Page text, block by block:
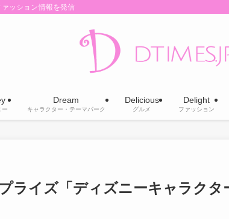
ッション情報を発信
ー
Dream
キャラクター・テーマパーク
Delicious
グルメ
Delight
ファッション
ライズ「ディズニーキャラク